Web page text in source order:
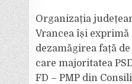
Organizația
Vrancea își exprimă
dezamăgirea față
care majoritatea
FD – PMP din